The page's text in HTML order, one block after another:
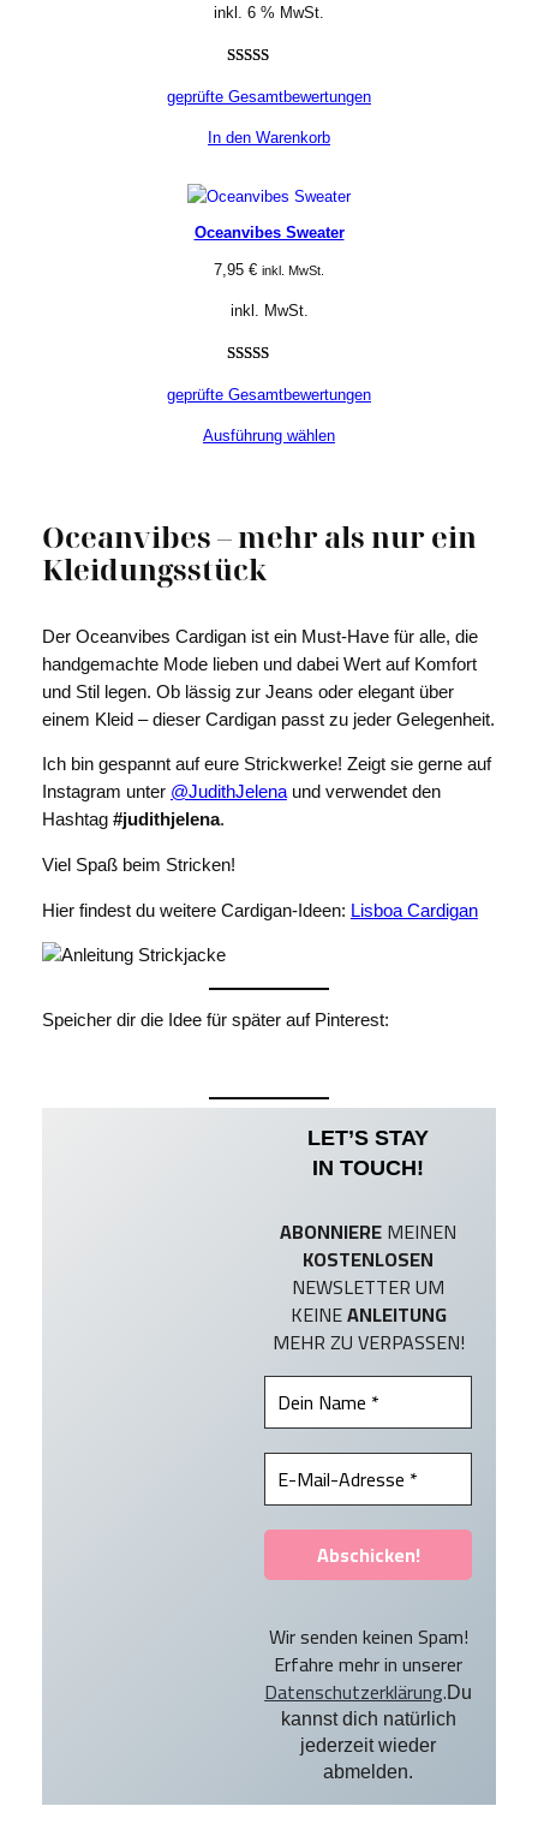
inkl. 6 % MwSt.
5.00von 5,
basierend
geprüfte Gesamtbewertungen
In den Warenkorb
Oceanvibes Sweater
7,95 € inkl. MwSt.
inkl. MwSt.
5.00von 5,
basierend
geprüfte Gesamtbewertungen
Ausführung wählen
Oceanvibes – mehr als nur ein
Kleidungsstück
Der Oceanvibes Cardigan ist ein Must-Have für alle, die
handgemachte Mode lieben und dabei Wert auf Komfort
und Stil legen. Ob lässig zur Jeans oder elegant über
einem Kleid – dieser Cardigan passt zu jeder Gelegenheit.
Ich bin gespannt auf eure Strickwerke! Zeigt sie gerne auf
Instagram unter @JudithJelenaund verwendet den
Hashtag #judithjelena.
Viel Spaß beim Stricken!
Hier findest du weitere Cardigan-Ideen: Lisboa Cardigan
Speicher dir die Idee für später auf Pinterest:
LET’S STAY
IN TOUCH!
ABONNIEREMEINEN
KOSTENLOSEN
NEWSLETTER UM
KEINEANLEITUNG
MEHR ZU VERPASSEN!
Wir senden keinen Spam!
Erfahre mehr in unserer
Datenschutzerklärung.Du
kannst dich natürlich
jederzeit wieder
abmelden.